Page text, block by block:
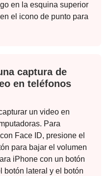
en la esquina superior
el icono de punto para
captura de
en teléfonos
un video en
Para
Face ID, presione el
para bajar el volumen
iPhone con un botón
botón lateral y el botón